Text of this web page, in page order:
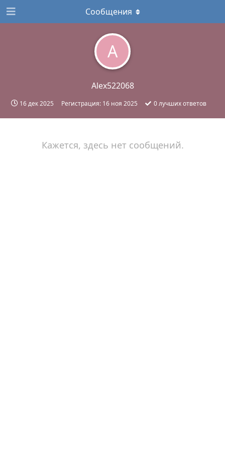
A
Alex522068
16 дек 2025 Регистрация: 16 ноя 2025 0лучших ответов
Сообщения
Кажется, здесь нет сообщений.